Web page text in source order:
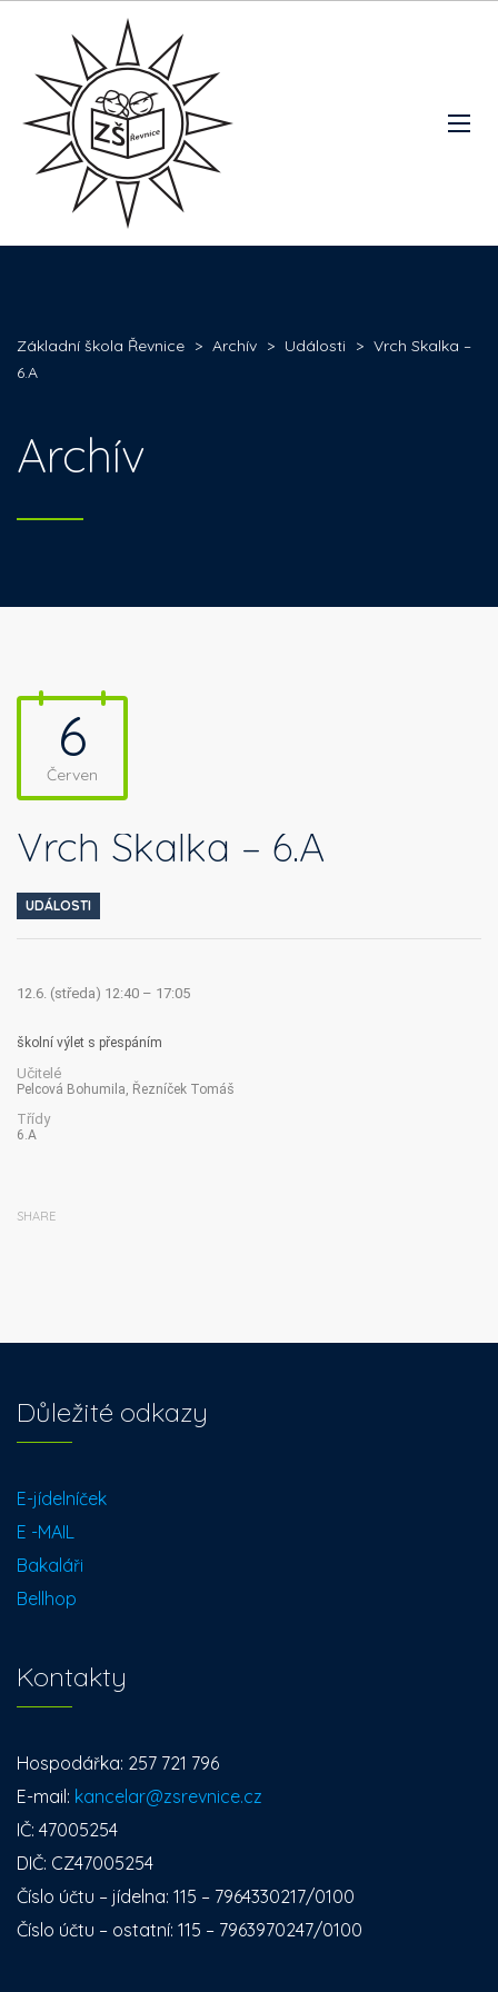
Základní škola Řevnice > Archív > Události > Vrch Skalka –
6.A
Archív
6
Červen
Vrch Skalka – 6.A
UDÁLOSTI
12.6. (středa) 12:40 – 17:05
školní výlet s přespáním
Učitelé
Pelcová Bohumila, Řezníček Tomáš
Třídy
6.A
SHARE
Důležité odkazy
E-jídelníček
E -MAIL
Bakaláři
Bellhop
Kontakty
Hospodářka: 257 721 796
E-mail: kancelar@zsrevnice.cz
IČ: 47005254
DIČ: CZ47005254
Číslo účtu – jídelna: 115 – 7964330217/0100
Číslo účtu – ostatní: 115 – 7963970247/0100